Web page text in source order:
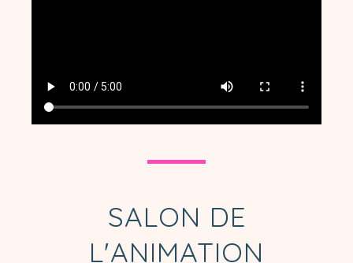
SALON DE
L'ANIMATION